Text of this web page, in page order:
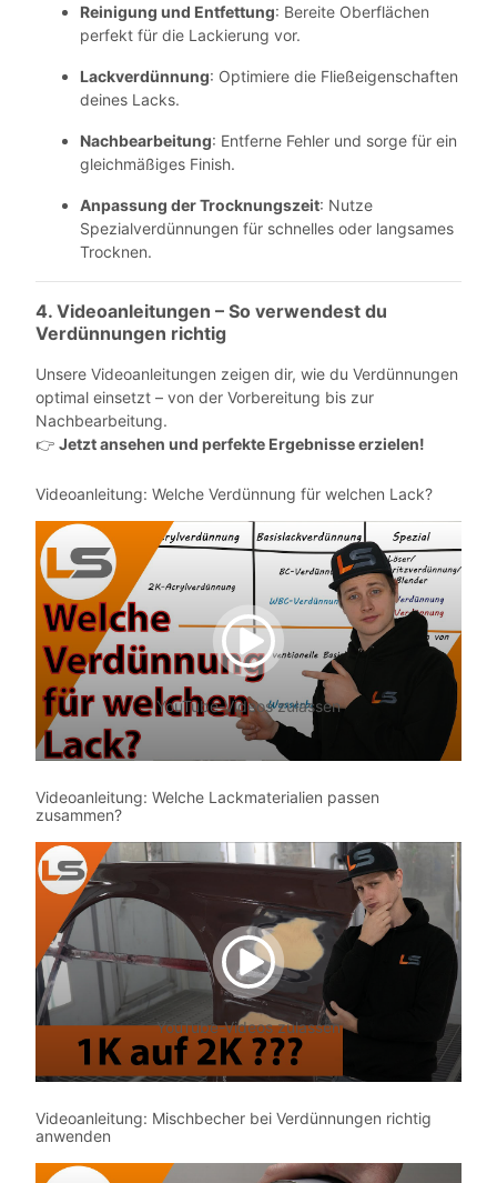
Reinigung und Entfettung: Bereite Oberflächen
perfekt für die Lackierung vor.
Lackverdünnung: Optimiere die Fließeigenschaften
deines Lacks.
Nachbearbeitung: Entferne Fehler und sorge für ein
gleichmäßiges Finish.
Anpassung der Trocknungszeit: Nutze
Spezialverdünnungen für schnelles oder langsames
Trocknen.
4. Videoanleitungen – So verwendest du
Verdünnungen richtig
Unsere Videoanleitungen zeigen dir, wie du Verdünnungen
optimal einsetzt – von der Vorbereitung bis zur
Nachbearbeitung.
👉 Jetzt ansehen und perfekte Ergebnisse erzielen!
Videoanleitung: Welche Verdünnung für welchen Lack?
YouTube-Videos zulassen
Videoanleitung: Welche Lackmaterialien passen
zusammen?
YouTube-Videos zulassen
Videoanleitung: Mischbecher bei Verdünnungen richtig
anwenden